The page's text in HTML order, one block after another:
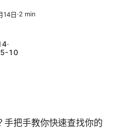
14日·2 min
·
10
手把手教你快速查找你的